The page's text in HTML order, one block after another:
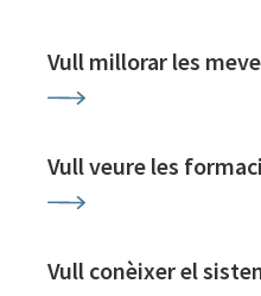
Vull millorar les
Vull veure les
Vull conèixer el